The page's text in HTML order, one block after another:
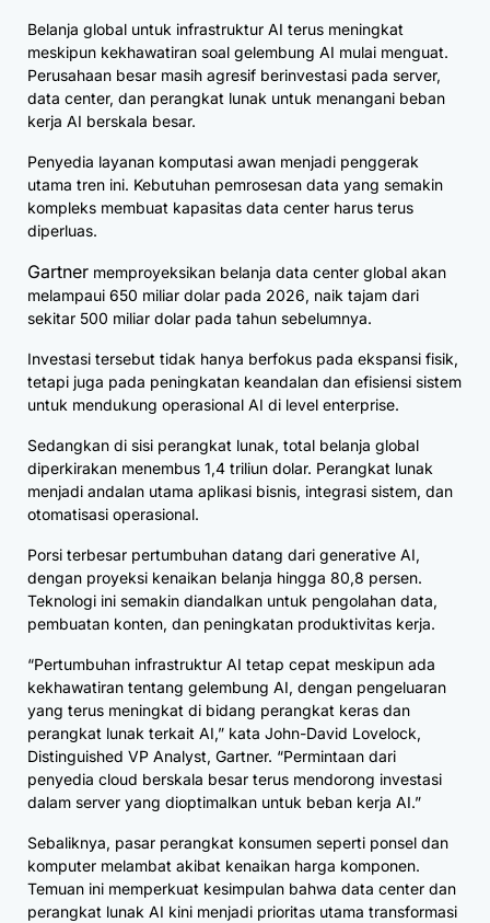
Belanja global untuk infrastruktur AI terus meningkat
meskipun kekhawatiran soal gelembung AI mulai menguat.
Perusahaan besar masih agresif berinvestasi pada server,
data center, dan perangkat lunak untuk menangani beban
kerja AI berskala besar.
Penyedia layanan komputasi awan menjadi penggerak
utama tren ini. Kebutuhan pemrosesan data yang semakin
kompleks membuat kapasitas data center harus terus
diperluas.
Gartner memproyeksikan belanja data center global akan
melampaui 650 miliar dolar pada 2026, naik tajam dari
sekitar 500 miliar dolar pada tahun sebelumnya.
Investasi tersebut tidak hanya berfokus pada ekspansi fisik,
tetapi juga pada peningkatan keandalan dan efisiensi sistem
untuk mendukung operasional AI di level enterprise.
Sedangkan di sisi perangkat lunak, total belanja global
diperkirakan menembus 1,4 triliun dolar. Perangkat lunak
menjadi andalan utama aplikasi bisnis, integrasi sistem, dan
otomatisasi operasional.
Porsi terbesar pertumbuhan datang dari generative AI,
dengan proyeksi kenaikan belanja hingga 80,8 persen.
Teknologi ini semakin diandalkan untuk pengolahan data,
pembuatan konten, dan peningkatan produktivitas kerja.
“Pertumbuhan infrastruktur AI tetap cepat meskipun ada
kekhawatiran tentang gelembung AI, dengan pengeluaran
yang terus meningkat di bidang perangkat keras dan
perangkat lunak terkait AI,” kata John-David Lovelock,
Distinguished VP Analyst, Gartner. “Permintaan dari
penyedia cloud berskala besar terus mendorong investasi
dalam server yang dioptimalkan untuk beban kerja AI.”
Sebaliknya, pasar perangkat konsumen seperti ponsel dan
komputer melambat akibat kenaikan harga komponen.
Temuan ini memperkuat kesimpulan bahwa data center dan
perangkat lunak AI kini menjadi prioritas utama transformasi